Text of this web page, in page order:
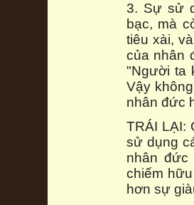
3. Sự sử
bạc, mà
tiêu xài,
của nhân
"Người ta
Vậy
nhân đức
TRÁI LẠI:
sử dụng
nhân đức
chiếm
hơn sự